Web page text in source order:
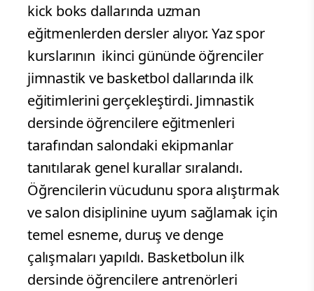
kick boks dallarında uzman
eğitmenlerden dersler alıyor. Yaz spor
kurslarının ikinci gününde öğrenciler
jimnastik ve basketbol dallarında ilk
eğitimlerini gerçekleştirdi. Jimnastik
dersinde öğrencilere eğitmenleri
tarafından salondaki ekipmanlar
tanıtılarak genel kurallar sıralandı.
Öğrencilerin vücudunu spora alıştırmak
ve salon disiplinine uyum sağlamak için
temel esneme, duruş ve denge
çalışmaları yapıldı. Basketbolun ilk
dersinde öğrencilere antrenörleri